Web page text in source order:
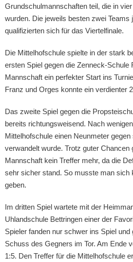
Grundschulmannschaften teil, die in
wurden. Die jeweils besten zwei Teams
qualifizierten sich für das Viertelfinale.
Die Mittelhofschule spielte in der stark
ersten Spiel gegen die Zenneck-Schule
Mannschaft ein perfekter Start ins
Franz und Orges konnte ein verdienter
Das zweite Spiel gegen die
bereits richtungsweisend. Nach
Mittelhofschule einen Neunmeter
verwandelt wurde. Trotz guter Chancen
Mannschaft kein Treffer mehr, da die
sehr sicher stand. So musste man sich
geben.
Im dritten Spiel wartete mit der
Uhlandschule Bettringen einer der
Spieler fanden nur schwer ins Spiel und
Schuss des Gegners im Tor. Am Ende
1:5. Den Treffer für die Mittelhofschule